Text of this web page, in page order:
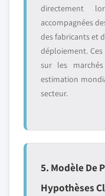
directement
accompagnées
des fabricants et
déploiement.
sur les
estimation
secteur.
5. Modèle De
Hypothèses